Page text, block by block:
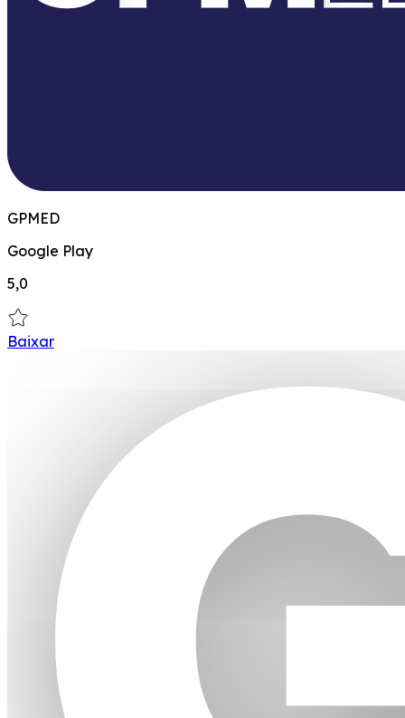
GPMED
Google Play
5,0
Baixar